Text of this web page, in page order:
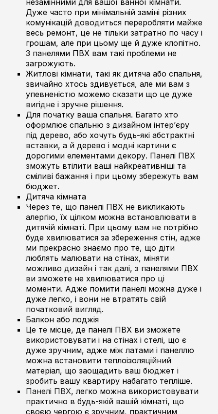
Дуже часто при мінімальній заміні різних
комунікацій доводиться переробляти майже
весь ремонт, це не тільки затратно по часу і
грошам, але при цьому ще й дуже клопітно.
З панелями ПВХ вам такі проблеми не
загрожують.
Житлові кімнати, такі як дитяча або спальня,
звичайно хтось здивується, але ми вам з
упевненістю можемо сказати що це дуже
вигідне і зручне рішення.
Для початку ваша спальня. Багато хто
оформлює спальню з дизайном інтер’єру
під дерево, або хочуть будь-які абстрактні
вставки, а й дерево і модні картини є
дорогими елементами декору. Панелі ПВХ
зможуть втілити ваші найкреативніші та
сміливі бажання і при цьому збережуть вам
бюджет.
Дитяча кімната
Через те, що панелі ПВХ не викликають
алергію, їх цілком можна встановлювати в
дитячій кімнаті. При цьому вам не потрібно
буде хвилюватися за збереження стін, адже
ми прекрасно знаємо про те, що діти
люблять малювати на стінах, міняти
можливо дизайн і так далі, з панелями ПВХ
ви зможете не хвилюватися про ці
моменти. Адже помити панелі можна дуже і
дуже легко, і вони не втратять свій
початковий вигляд.
Балкон або лоджія
Це те місце, де панелі ПВХ ви зможете
використовувати і на стінах і стелі, що є
дуже зручним, адже між латами і панеллю
можна встановити теплоізоляційний
матеріал, що заощадить ваш бюджет і
зробить вашу квартиру набагато тепліше.
Панелі ПВХ, легко можна використовувати
практично в будь-якій вашій кімнаті, що
своєю чергою є зручним, практичним